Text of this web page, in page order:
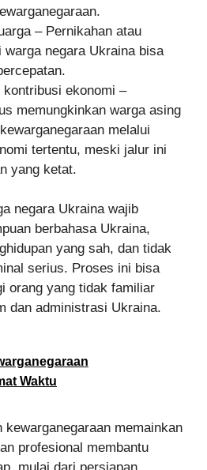
– Pernikahan atau
warga negara Ukraina bisa
ekonomi –
memungkinkan warga asing
melalui
tertentu, meski jalur ini
yang ketat.
negara Ukraina wajib
berbahasa Ukraina,
yang sah, dan tidak
serius. Proses ini bisa
orang yang tidak familiar
dan administrasi Ukraina.
Waktu
kewarganegaraan memainkan
profesional membantu
mulai dari persiapan